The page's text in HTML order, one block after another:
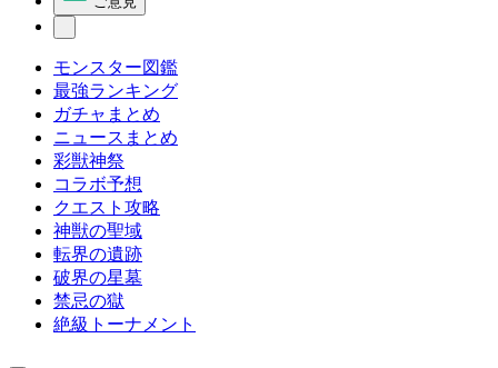
モンスター図鑑
最強ランキング
ガチャまとめ
ニュースまとめ
彩獣神祭
コラボ予想
クエスト攻略
神獣の聖域
転界の遺跡
破界の星墓
禁忌の獄
絶級トーナメント